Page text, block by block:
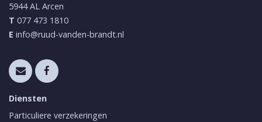
5944 AL Arcen
T 077 473 1810
E info@ruud-vanden-brandt.nl
Diensten
Particuliere verzekeringen